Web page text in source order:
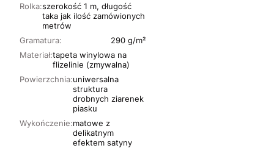
Rolka:szerokość 1 m, długość
taka jak ilość zamówionych
metrów
Materiał:tapeta winylowa na
flizelinie (zmywalna)
Powierzchnia:uniwersalna
struktura
drobnych ziarenek
piasku
Wykończenie:matowe z
delikatnym
efektem satyny
Gramatura: 290 g/m²